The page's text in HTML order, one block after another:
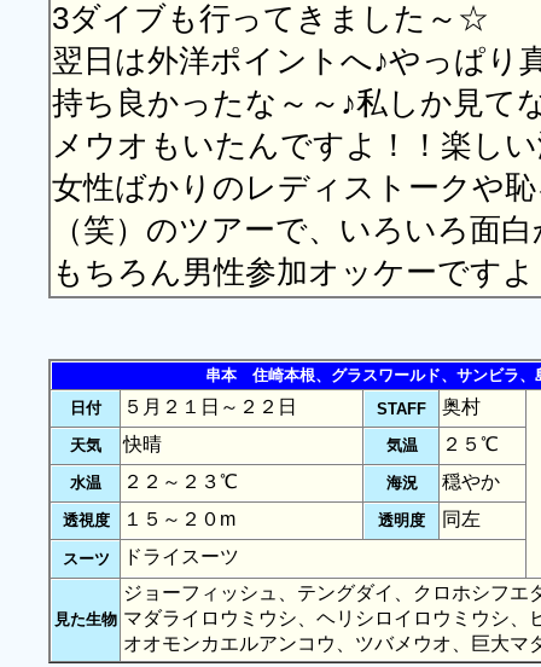
3ダイブも行ってきました～☆
翌日は外洋ポイントへ♪やっぱり
持ち良かったな～～♪私しか見て
メウオもいたんですよ！！楽し
女性ばかりのレディストークや
（笑）のツアーで、いろいろ面
もちろん男性参加オッケーです
串本 住崎本根、グラスワールド、サンビラ、
日付
５月２１日～２２日 STAFF 奥村
天気 快晴 気温 ２５℃
水温 ２２～２３℃ 海況 穏やか
透視度 １５～２０m 透明度 同左
スーツ ドライスーツ
見た生物
ジョーフィッシュ、テングダイ、クロホシフ
マダライロウミウシ、ヘリシロイロウミウシ、
オオモンカエルアンコウ、ツバメウオ、巨大マ